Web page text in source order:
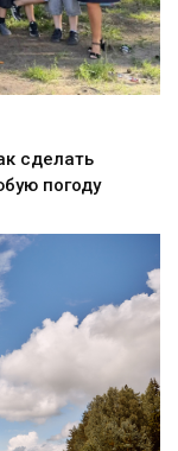
сделать
погоду